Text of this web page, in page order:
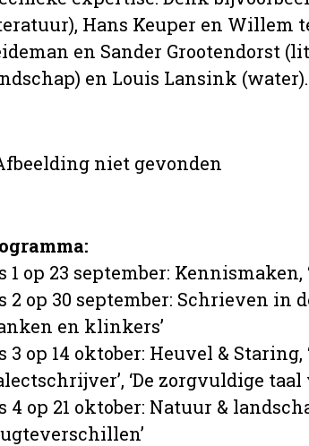
Hans Keuper en Willem
en Sander Grootendorst
en Louis Lansink (water).
1 op 23 september: Kennismaken,
2 op 30 september: Schrieven in
en klinkers’
3 op 14 oktober: Heuvel &
‘De zorgvuldige taal
4 op 21 oktober: Natuur &